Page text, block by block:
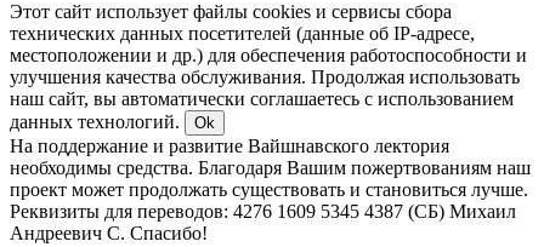
Этот сайт использует файлы cookies и сервисы сбора
технических данных посетителей (данные об IP-адресе,
местоположении и др.) для обеспечения работоспособности и
улучшения качества обслуживания. Продолжая использовать
наш сайт, вы автоматически соглашаетесь с использованием
данных технологий.
Ok
На поддержание и развитие Вайшнавского лектория
необходимы средства. Благодаря Вашим пожертвованиям наш
проект может продолжать существовать и становиться лучше.
Реквизиты для переводов: 4276 1609 5345 4387 (СБ) Михаил
Андреевич С. Спасибо!